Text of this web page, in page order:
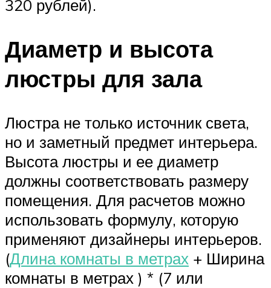
320 рублей).
Диаметр и высота
люстры для зала
Люстра не только источник света,
но и заметный предмет интерьера.
Высота люстры и ее диаметр
должны соответствовать размеру
помещения. Для расчетов можно
использовать формулу, которую
применяют дизайнеры интерьеров.
(Длина комнаты в метрах + Ширина
комнаты в метрах ) * (7 или